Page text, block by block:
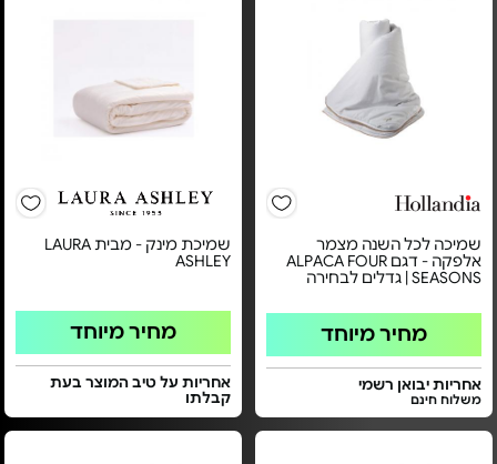
שמיכה לכל השנה מצמר
אלפקה - דגם ALPACA FOUR
SEASONS | גדלים לבחירה
מחיר מיוחד
אחריות יבואן רשמי
משלוח חינם
שמיכת מינק - מבית LAURA
ASHLEY
מחיר מיוחד
אחריות על טיב המוצר בעת
קבלתו